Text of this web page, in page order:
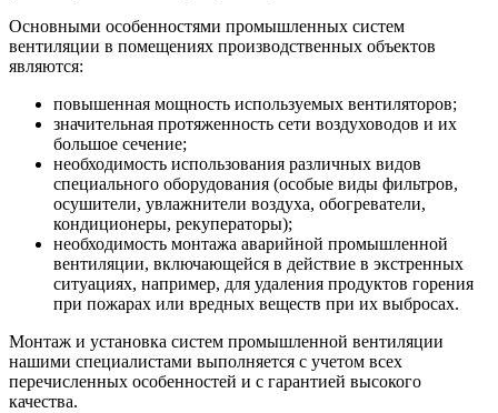
Основными особенностями промышленных систем
вентиляции в помещениях производственных объектов
являются:
повышенная мощность используемых вентиляторов;
значительная протяженность сети воздуховодов и их
большое сечение;
необходимость использования различных видов
специального оборудования (особые виды фильтров,
осушители, увлажнители воздуха, обогреватели,
кондиционеры, рекуператоры);
необходимость монтажа аварийной промышленной
вентиляции, включающейся в действие в экстренных
ситуациях, например, для удаления продуктов горения
при пожарах или вредных веществ при их выбросах.
Монтаж и установка систем промышленной вентиляции
нашими специалистами выполняется с учетом всех
перечисленных особенностей и с гарантией высокого
качества.